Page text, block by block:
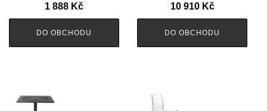
1 888 Kč
DO OBCHODU
10 910 Kč
DO OBCHODU